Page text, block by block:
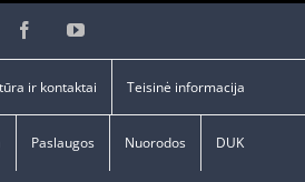
FacebookYouTube
ir kontaktai Teisinė informacija
Paslaugos Nuorodos DUK